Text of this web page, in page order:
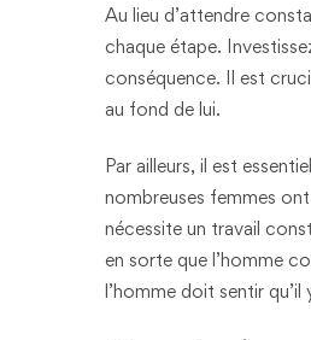
Au lieu d’attendre
chaque étape.
conséquence. Il est
au fond de lui.
Par ailleurs, il est
nombreuses femmes
nécessite un travail
en sorte que l’homme
l’homme doit sentir